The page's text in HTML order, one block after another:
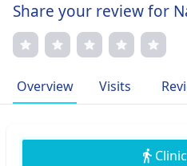
Share your review for
Overview Visits